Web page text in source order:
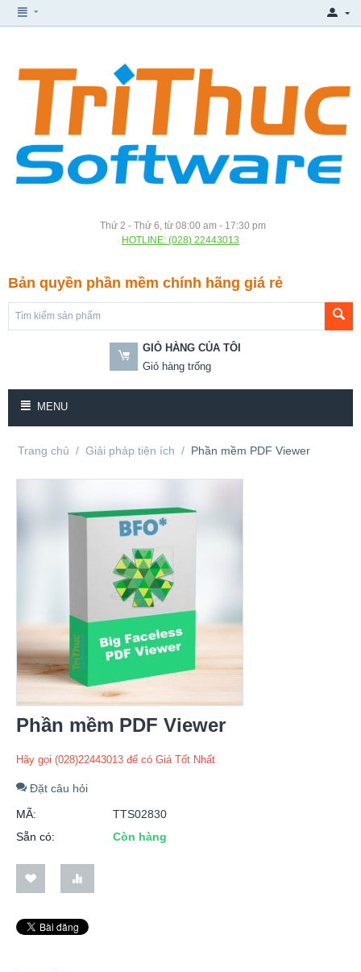
Thứ 2 - Thứ 6, từ 08:00 am - 17:30 pm
HOTLINE: (028) 22443013
Bản quyền phần mềm chính hãng giá rẻ
GIỎ HÀNG CỦA TÔI
Giỏ hàng trống
MENU
Trang chủ / Giải pháp tiện ích / Phần mềm PDF Viewer
Phần mềm PDF Viewer
Hãy gọi (028)22443013 để có Giá Tốt Nhất
Đặt câu hỏi
MÃ:
TTS02830
Sẵn có:
Còn hàng